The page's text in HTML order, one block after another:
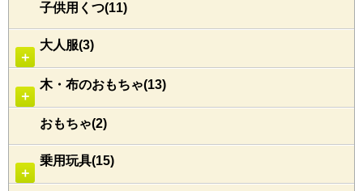
子供用くつ(11)
＋
大人服(3)
＋
木・布のおもちゃ(13)
おもちゃ(2)
＋
乗用玩具(15)